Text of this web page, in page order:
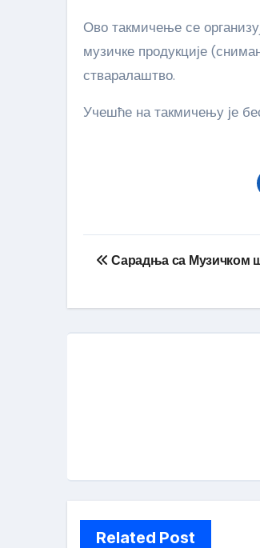
Ово такмичење се
музичке продукције
стваралаштво.
Учешће на такмичењу је
Кретање
Сарадња са Музичком
Related Post